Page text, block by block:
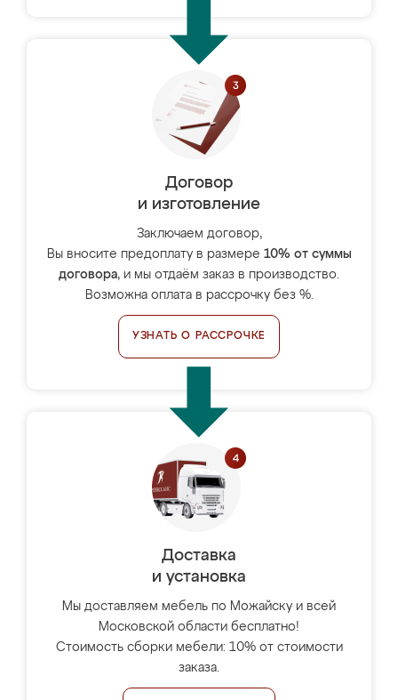
Договор
и изготовление
Заключаем договор,
Вы вносите предоплату в размере 10% от суммы
договора, и мы отдаём заказ в производство.
Возможна оплата в рассрочку без %.
УЗНАТЬ О РАССРОЧКЕ
Доставка
и установка
Мы доставляем мебель по Можайску и всей
Московской области бесплатно!
Стоимость сборки мебели: 10% от стоимости
заказа.